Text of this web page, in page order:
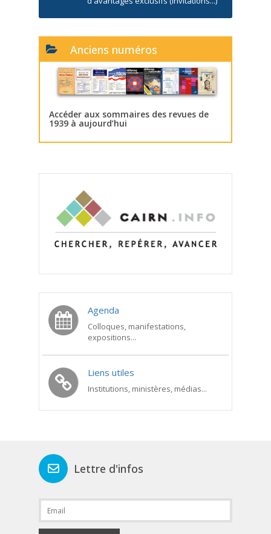
Anciens numéros
Accéder aux sommaires des revues de
1939 à aujourd’hui
Agenda
Colloques, manifestations,
expositions...
Liens utiles
Institutions, ministères, médias...
Lettre d'infos